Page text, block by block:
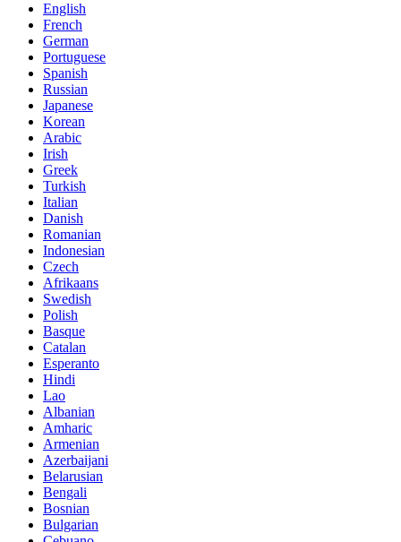
English
French
German
Portuguese
Spanish
Russian
Japanese
Korean
Arabic
Irish
Greek
Turkish
Italian
Danish
Romanian
Indonesian
Czech
Afrikaans
Swedish
Polish
Basque
Catalan
Esperanto
Hindi
Lao
Albanian
Amharic
Armenian
Azerbaijani
Belarusian
Bengali
Bosnian
Bulgarian